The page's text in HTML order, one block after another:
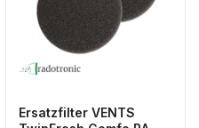
Ersatzfilter VENTS